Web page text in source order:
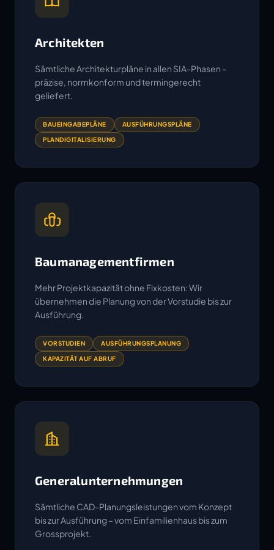
Architekten
Sämtliche Architekturpläne in allen SIA-Phasen –
präzise, normkonform und termingerecht
geliefert.
BAUEINGABEPLÄNE AUSFÜHRUNGSPLÄNE
PLANDIGITALISIERUNG
Baumanagementfirmen
Mehr Projektkapazität ohne Fixkosten: Wir
übernehmen die Planung von der Vorstudie bis zur
Ausführung.
VORSTUDIEN AUSFÜHRUNGSPLANUNG
KAPAZITÄT AUF ABRUF
Generalunternehmungen
Sämtliche CAD-Planungsleistungen vom Konzept
bis zur Ausführung – vom Einfamilienhaus bis zum
Grossprojekt.